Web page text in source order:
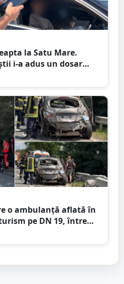
la Satu Mare.
i-a adus un dosar
o ambulanță aflată în
pe DN 19, între